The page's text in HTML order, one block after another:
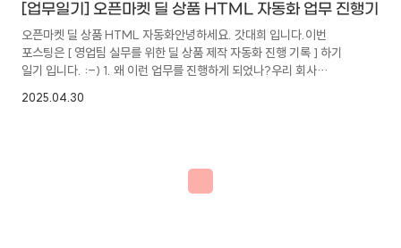
[업무일기] 오픈마켓 딜 상품 HTML 자동화 업무 진행기
오픈마켓 딜 상품 HTML 자동화안녕하세요. 갓대희 입니다.이번
포스팅은 [ 영업팀 실무를 위한 딜 상품 제작 자동화 진행 기록 ] 하기
일기 입니다. :-) 1. 왜 이런 업무를 진행하게 되었나?우리 회사
기획전에 상품을 등록 한다고 한다.하지만 단순한 등록이 아니라, 딜용
수동으로 정리HTML 퍼블리싱 작업까지 기획자가 직접 수행HTML
깨짐, 이미지 누락, 폰트 통일 문제 반복이 모든 작업을 마치기까지 1개의
2025.04.30